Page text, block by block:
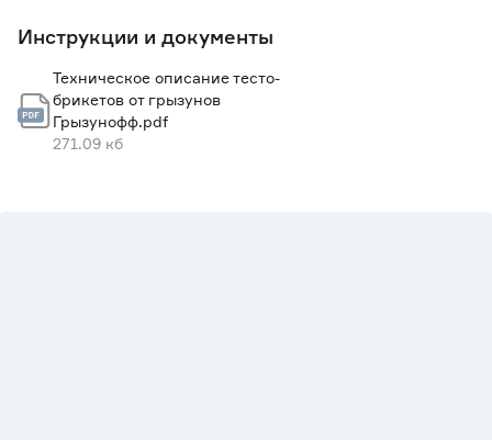
Инструкции и документы
Техническое описание тесто-
брикетов от грызунов
Грызунофф.pdf
271.09 кб